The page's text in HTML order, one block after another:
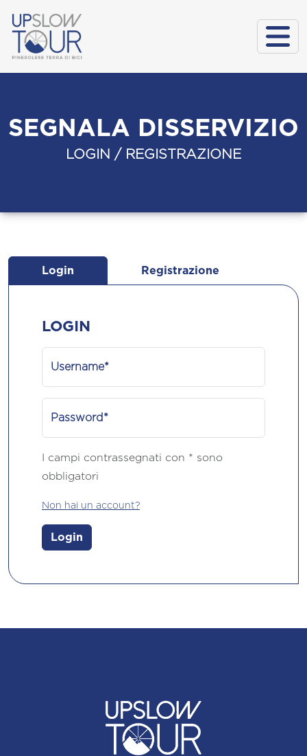
SEGNALA DISSERVIZIO
LOGIN / REGISTRAZIONE
Login Registrazione
LOGIN
Username*
Password*
I campi contrassegnati con * sono
obbligatori
Non hai un account?